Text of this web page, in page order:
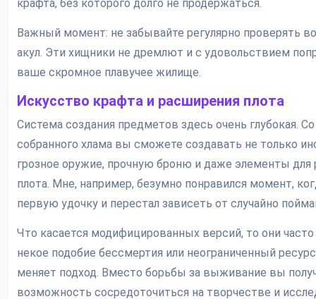
крафта, без которого долго не продержаться.
Важный момент: не забывайте регулярно проверять
акул. Эти хищники не дремлют и с удовольствием
ваше скромное плавучее жилище.
Искусство крафта и расширения плота
Система создания предметов здесь очень глубокая.
собранного хлама вы сможете создавать не только
грозное оружие, прочную броню и даже элементы для
плота. Мне, например, безумно понравился момент,
первую удочку и перестал зависеть от случайно
Что касается модифицированных версий, то они часто
некое подобие бессмертия или неограниченный
меняет подход. Вместо борьбы за выживание вы
возможность сосредоточиться на творчестве и